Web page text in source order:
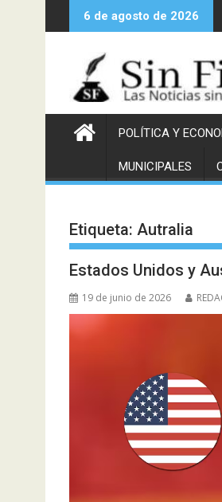
al
6 de agosto de 2026
POLÍTICA Y
MUNICIPALES
Etiqueta: Autralia
Estados Unidos y
19 de junio de 2026